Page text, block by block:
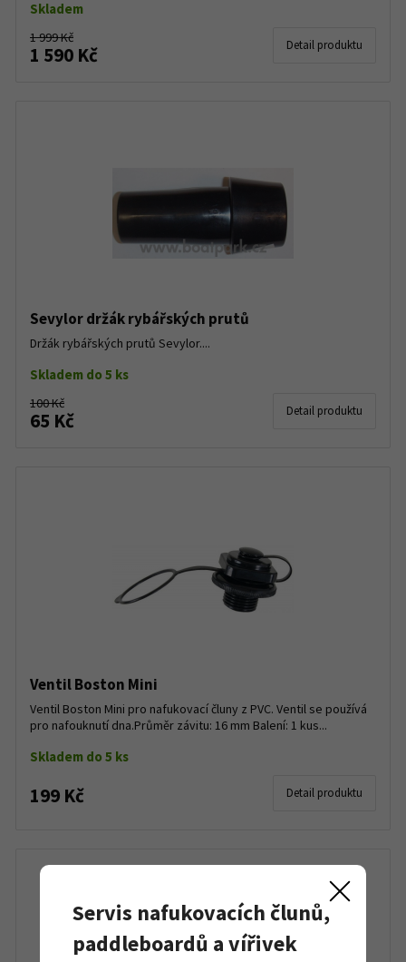
Skladem
1 999 Kč
1 590 Kč Detail produktu
Sevylor držák rybářských prutů
Držák rybářských prutů Sevylor....
Skladem do 5 ks
100 Kč
65 Kč Detail produktu
Ventil Boston Mini
Ventil Boston Mini pro nafukovací čluny z PVC. Ventil se používá
pro nafouknutí dna.Průměr závitu: 16 mm Balení: 1 kus...
Skladem do 5 ks
199 Kč Detail produktu
Servis nafukovacích člunů,
paddleboardů a vířivek